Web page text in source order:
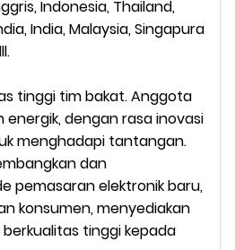
Indonesia, Thailand,
India, Malaysia, Singapura
tinggi tim bakat. Anggota
dengan rasa inovasi
menghadapi tantangan.
dan
pemasaran elektronik baru,
konsumen, menyediakan
tinggi kepada